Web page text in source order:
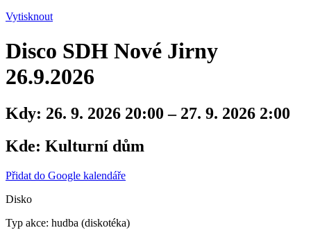
Vytisknout
Disco SDH Nové Jirny
26.9.2026
Kdy: 26. 9. 2026 20:00 – 27. 9. 2026 2:00
Kde: Kulturní dům
Přidat do Google kalendáře
Disko
Typ akce: hudba (diskotéka)